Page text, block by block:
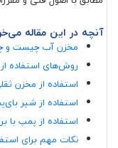
آنچه در این مقاله
مخزن آب چیست و چه
روش‌های استفاده
استفاده از مخزن
استفاده از شیر
استفاده از پمپ با
نکات مهم برای